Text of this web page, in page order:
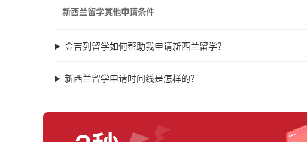
新西兰留学其他申请条件
金吉列留学如何帮助我申请新西兰留学？
新西兰留学申请时间线是怎样的？